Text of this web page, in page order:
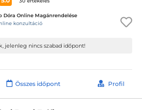
Dóra Online Magánrendelése
konzultáció
jelenleg nincs szabad időpont!
Összes időpont Profil